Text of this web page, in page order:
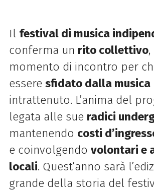
Il festival di musica
conferma un rito collettivo,
momento di incontro per
essere sfidato dalla musica
intrattenuto. L’anima del
legata alle sue radici
mantenendo costi
e coinvolgendo volontari e
locali. Quest’anno sarà
grande della storia del